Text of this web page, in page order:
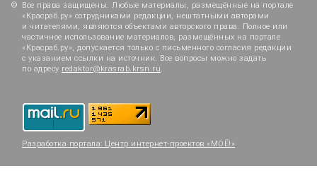
Все права защищены. Любые материалы, размещённые на портале
«Красраб.ру» сотрудниками редакции, нештатными авторами
и читателями, являются объектами авторского права. Полное или
частичное использование материалов, размещённых на портале
«Красраб.ру», допускается только с письменного согласия редакции
с указанием ссылки на источник. Все вопросы можно задать
по адресу redaktor@krasrab.krsn.ru.
Разработка портала: Центр интернет-проектов «МОЁ!»